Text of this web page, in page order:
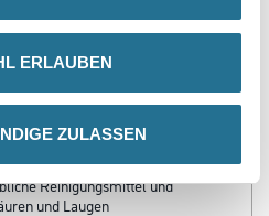
ERLAUBEN
ZULASSEN
Reinigungsmittel und
und Laugen